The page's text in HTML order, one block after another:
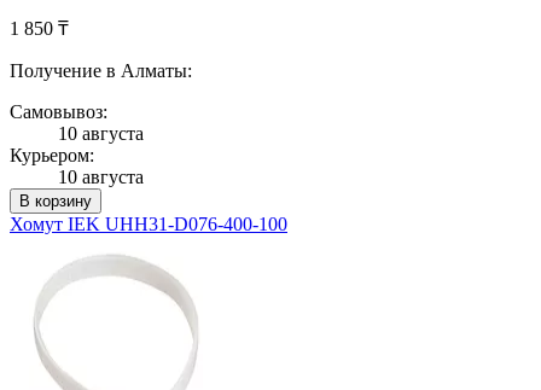
1 850 ₸
Получение в Алматы:
Самовывоз:
10 августа
Курьером:
10 августа
В корзину
Хомут IEK UHH31-D076-400-100